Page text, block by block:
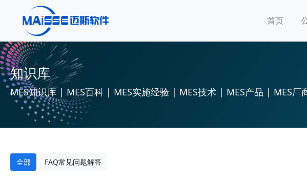
首页
知识库
MES知识库 | MES百科 | MES实施经验 | MES技术 | MES产品 | MES厂
全部 FAQ常见问题解答